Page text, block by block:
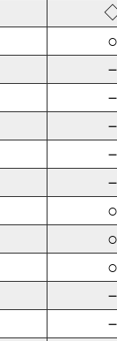
○
○
○
○